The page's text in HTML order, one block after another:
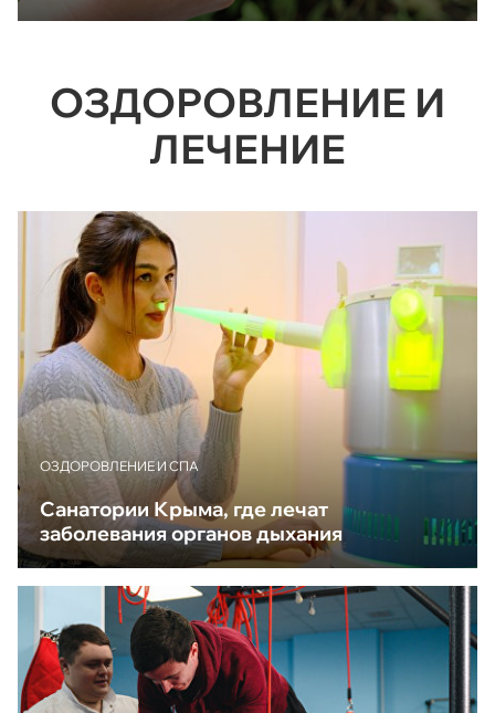
ОЗДОРОВЛЕНИЕ И
ЛЕЧЕНИЕ
ОЗДОРОВЛЕНИЕ И СПА
Санатории Крыма, где лечат
заболевания органов дыхания